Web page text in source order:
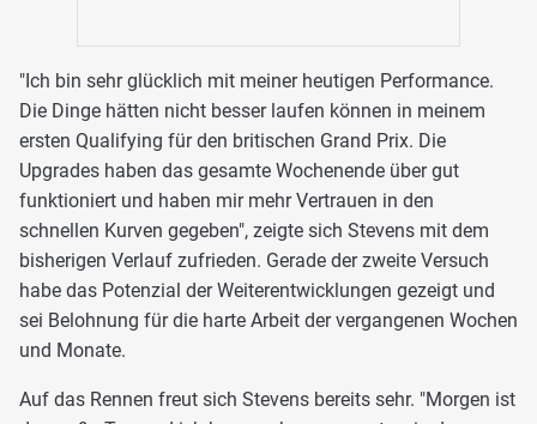
"Ich bin sehr glücklich mit meiner heutigen Performance.
Die Dinge hätten nicht besser laufen können in meinem
ersten Qualifying für den britischen Grand Prix. Die
Upgrades haben das gesamte Wochenende über gut
funktioniert und haben mir mehr Vertrauen in den
schnellen Kurven gegeben", zeigte sich Stevens mit dem
bisherigen Verlauf zufrieden. Gerade der zweite Versuch
habe das Potenzial der Weiterentwicklungen gezeigt und
sei Belohnung für die harte Arbeit der vergangenen Wochen
und Monate.
Auf das Rennen freut sich Stevens bereits sehr. "Morgen ist